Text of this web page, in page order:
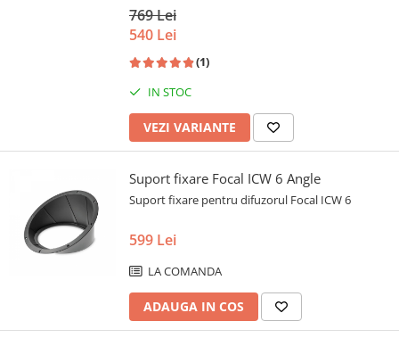
769 Lei
540 Lei
(1)
IN STOC
VEZI VARIANTE
Suport fixare Focal ICW 6 Angle
Suport fixare pentru difuzorul Focal ICW 6
599 Lei
LA COMANDA
ADAUGA IN COS